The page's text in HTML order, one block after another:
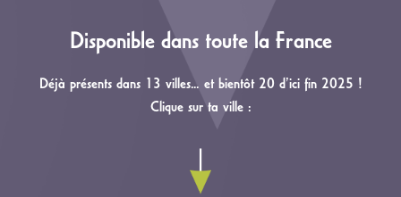
Disponible dans toute la France
Déjà présents dans 13 villes… et bientôt 20 d’ici fin 2025 !
Clique sur ta ville :